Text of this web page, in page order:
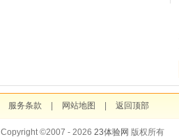
服务条款 网站地图 返回顶部
Copyright ©2007 - 2026 23体验网 版权所有